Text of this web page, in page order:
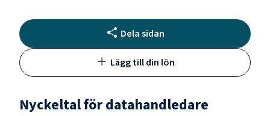
Dela sidan
Lägg till din lön
Nyckeltal fördatahandledare